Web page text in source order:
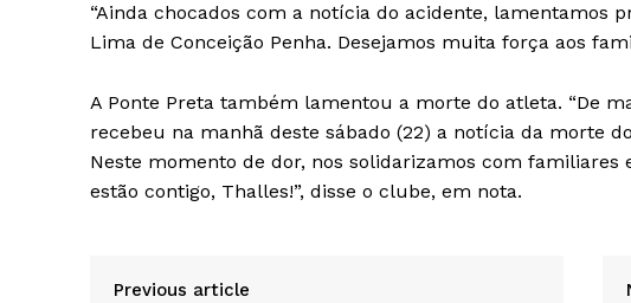
“Ainda chocados com a notícia do acidente, lamentamos
Lima de Conceição Penha. Desejamos muita força aos
A Ponte Preta também lamentou a morte do atleta. “De
recebeu na manhã deste sábado (22) a notícia da morte
Neste momento de dor, nos solidarizamos com familiares
estão contigo, Thalles!”, disse o clube, em nota.
Previous article